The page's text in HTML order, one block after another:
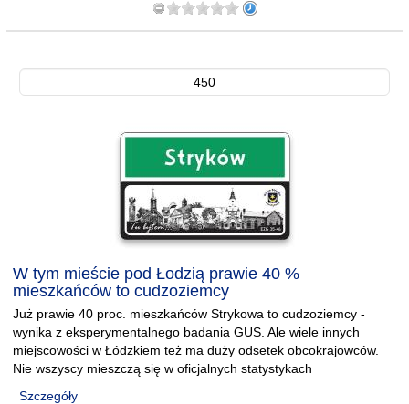
450
W tym mieście pod Łodzią prawie 40 %
mieszkańców to cudzoziemcy
Już prawie 40 proc. mieszkańców Strykowa to cudzoziemcy -
wynika z eksperymentalnego badania GUS. Ale wiele innych
miejscowości w Łódzkiem też ma duży odsetek obcokrajowców.
Nie wszyscy mieszczą się w oficjalnych statystykach
Szczegóły